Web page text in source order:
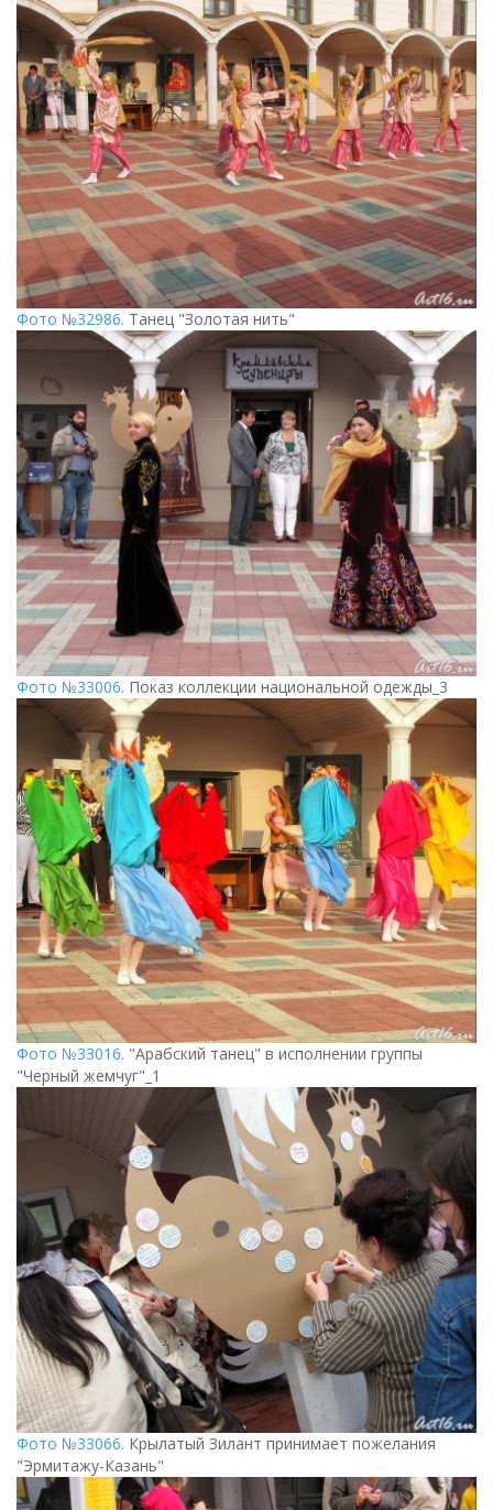
Фото №32986. Танец "Золотая нить"
Фото №33006. Показ коллекции национальной одежды_3
Фото №33016. "Арабский танец" в исполнении группы
"Черный жемчуг"_1
Фото №33066. Крылатый Зилант принимает пожелания
"Эрмитажу-Казань"